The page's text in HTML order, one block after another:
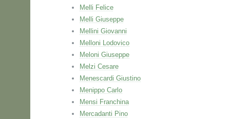
Melli Felice
Melli Giuseppe
Mellini Giovanni
Melloni Lodovico
Meloni Giuseppe
Melzi Cesare
Menescardi Giustino
Menippo Carlo
Mensi Franchina
Mercadanti Pino